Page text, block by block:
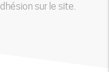
sur le site.